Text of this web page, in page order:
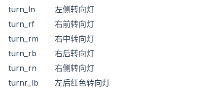
turn_ln
左侧转向灯
turn_rf
右前转向灯
turn_rm
右中转向灯
turn_rb
右后转向灯
turn_rn
右侧转向灯
turnr_lb
左后红色转向灯